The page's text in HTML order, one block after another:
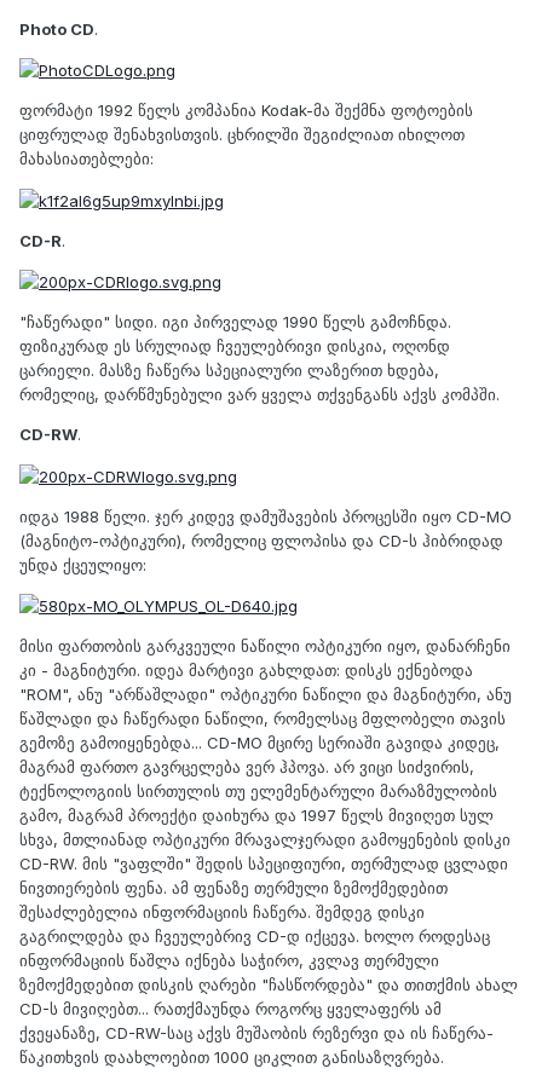
Photo CD.
ფორმატი 1992 წელს კომპანია Kodak-მა შექმნა ფოტოების
ციფრულად შენახვისთვის. ცხრილში შეგიძლიათ იხილოთ
მახასიათებლები:
CD-R.
"ჩაწერადი" სიდი. იგი პირველად 1990 წელს გამოჩნდა.
ფიზიკურად ეს სრულიად ჩვეულებრივი დისკია, ოღონდ
ცარიელი. მასზე ჩაწერა სპეციალური ლაზერით ხდება,
რომელიც, დარწმუნებული ვარ ყველა თქვენგანს აქვს კომპში.
CD-RW.
იდგა 1988 წელი. ჯერ კიდევ დამუშავების პროცესში იყო CD-MO
(მაგნიტო-ოპტიკური), რომელიც ფლოპისა და CD-ს ჰიბრიდად
უნდა ქცეულიყო:
მისი ფართობის გარკვეული ნაწილი ოპტიკური იყო, დანარჩენი
კი - მაგნიტური. იდეა მარტივი გახლდათ: დისკს ექნებოდა
"ROM", ანუ "არწაშლადი" ოპტიკური ნაწილი და მაგნიტური, ანუ
წაშლადი და ჩაწერადი ნაწილი, რომელსაც მფლობელი თავის
გემოზე გამოიყენებდა... CD-MO მცირე სერიაში გავიდა კიდეც,
მაგრამ ფართო გავრცელება ვერ ჰპოვა. არ ვიცი სიძვირის,
ტექნოლოგიის სირთულის თუ ელემენტარული მარაზმულობის
გამო, მაგრამ პროექტი დაიხურა და 1997 წელს მივიღეთ სულ
სხვა, მთლიანად ოპტიკური მრავალჯერადი გამოყენების დისკი
CD-RW. მის "ვაფლში" შედის სპეციფიური, თერმულად ცვლადი
ნივთიერების ფენა. ამ ფენაზე თერმული ზემოქმედებით
შესაძლებელია ინფორმაციის ჩაწერა. შემდეგ დისკი
გაგრილდება და ჩვეულებრივ CD-დ იქცევა. ხოლო როდესაც
ინფორმაციის წაშლა იქნება საჭირო, კვლავ თერმული
ზემოქმედებით დისკის ღარები "ჩასწორდება" და თითქმის ახალ
CD-ს მივიღებთ... რათქმაუნდა როგორც ყველაფერს ამ
ქვეყანაზე, CD-RW-საც აქვს მუშაობის რეზერვი და ის ჩაწერა-
წაკითხვის დაახლოებით 1000 ციკლით განისაზღვრება.